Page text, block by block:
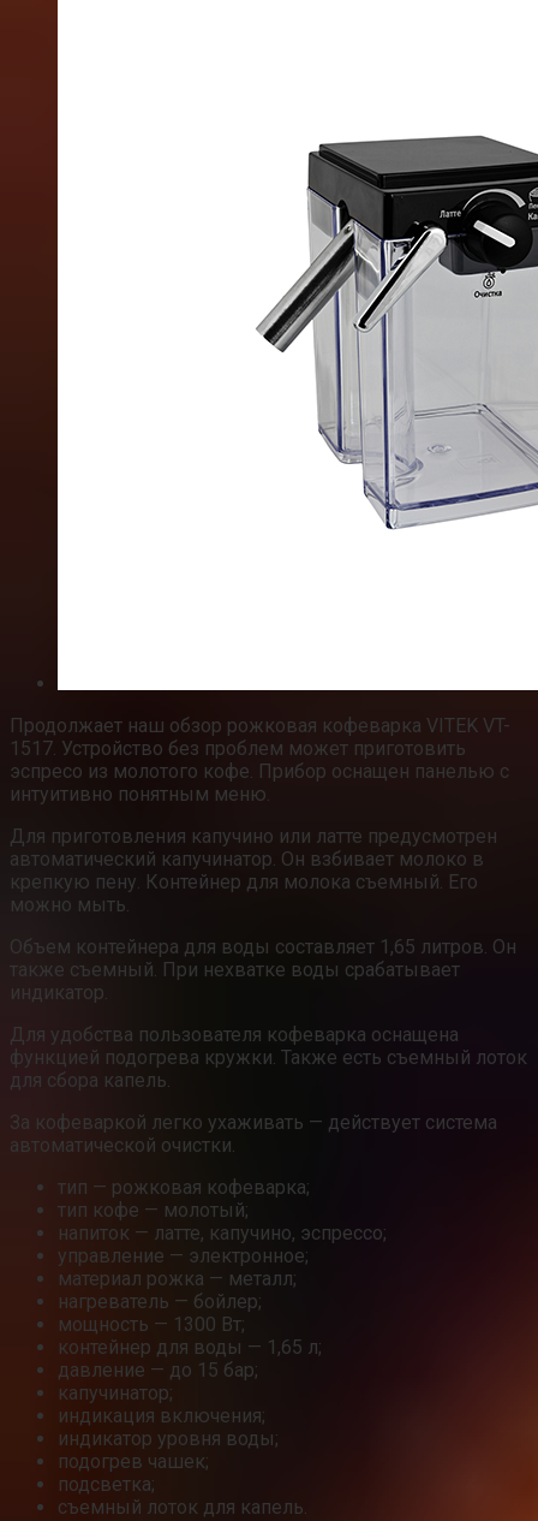
Продолжает наш обзор рожковая кофеварка VITEK VT-
1517. Устройство без проблем может приготовить
эспресо из молотого кофе. Прибор оснащен панелью с
интуитивно понятным меню.
Для приготовления капучино или латте предусмотрен
автоматический капучинатор. Он взбивает молоко в
крепкую пену. Контейнер для молока съемный. Его
можно мыть.
Объем контейнера для воды составляет 1,65 литров. Он
также съемный. При нехватке воды срабатывает
индикатор.
Для удобства пользователя кофеварка оснащена
функцией подогрева кружки. Также есть съемный лоток
для сбора капель.
За кофеваркой легко ухаживать — действует система
автоматической очистки.
тип — рожковая кофеварка;
тип кофе — молотый;
напиток — латте, капучино, эспрессо;
управление — электронное;
материал рожка — металл;
нагреватель — бойлер;
мощность — 1300 Вт;
контейнер для воды — 1,65 л;
давление — до 15 бар;
капучинатор;
индикация включения;
индикатор уровня воды;
подогрев чашек;
подсветка;
съемный лоток для капель.